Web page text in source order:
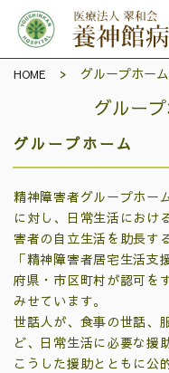
HOME グループホー
グルー
グループホーム
精神障害者グループホー
に対し、日常生活におけ
害者の自立生活を助長す
「精神障害者居宅生活
府県・市区町村が認可を
みせています。
世話人が、食事の世話、
ど、日常生活に必要な援
こうした援助とともに公